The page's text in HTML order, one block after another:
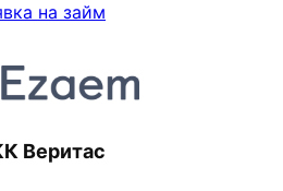
на займ
Веритас